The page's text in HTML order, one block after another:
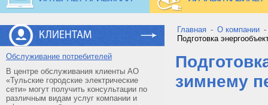
КЛИЕНТАМ
Обслуживание потребителей
В центре обслуживания клиенты АО
«Тульские городские электрические
сети» могут получить консультации по
различным видам услуг компании и
Главная - О компании -
Подготовка
зимнему